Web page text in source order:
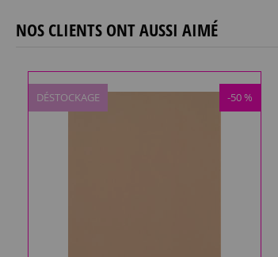
NOS CLIENTS ONT AUSSI AIMÉ
DÉSTOCKAGE -50 %